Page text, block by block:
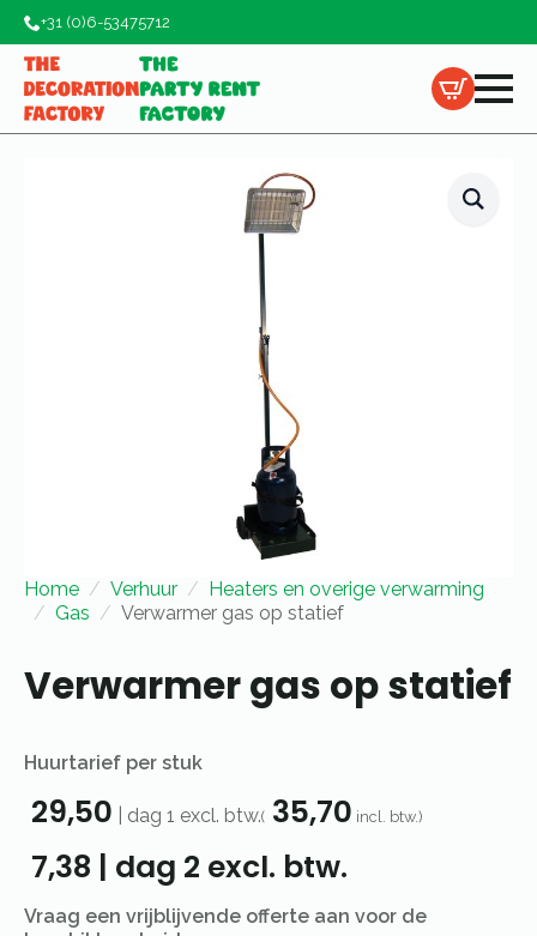
+31 (0)6-53475712
Home Verhuur
Heaters en overige verwarming
Gas
Verwarmer gas op statief
Verwarmer gas op statief
Huurtarief per stuk
29,50 dag 1 excl. btw.( 35,70 incl. btw.)
7,38 | dag 2 excl. btw.
Vraag een vrijblijvende offerte aan voor de